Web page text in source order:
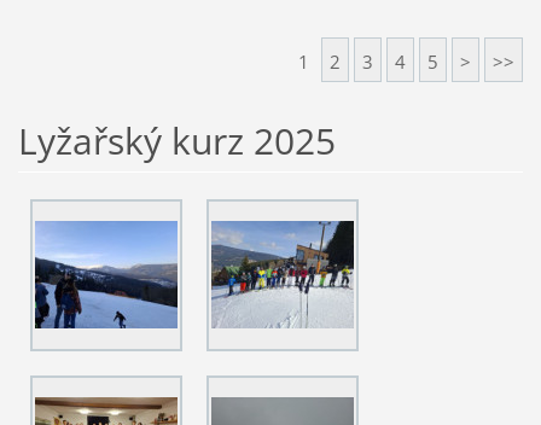
1 2 3 4 5 > >>
Lyžařský kurz 2025